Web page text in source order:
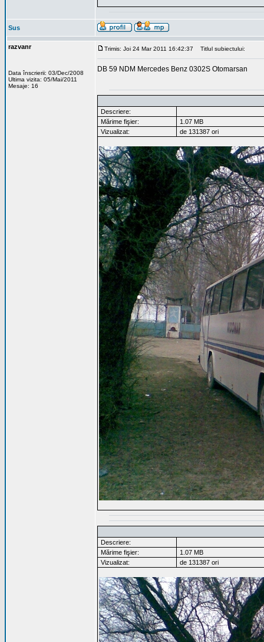
Sus
razvanr
Data înscrierii: 03/Dec/2008
Ultima vizita: 05/Mai/2011
Mesaje: 16
Trimis: Joi 24 Mar 2011 16:42:37 Titlul subiectului:
DB 59 NDM Mercedes Benz 0302S Otomarsan
Descriere:
Mărime fişier:
1.07 MB
Vizualizat:
de 131387 ori
Descriere:
Mărime fişier:
1.07 MB
Vizualizat:
de 131387 ori